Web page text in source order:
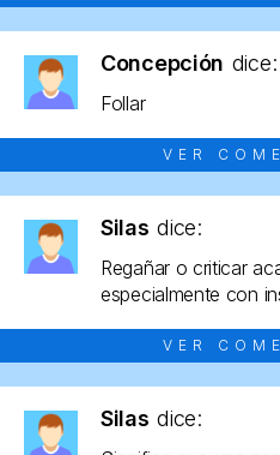
Concepción dice:
Follar
VER
Silas dice:
Regañar o criticar
especialmente con
VER
Silas dice: